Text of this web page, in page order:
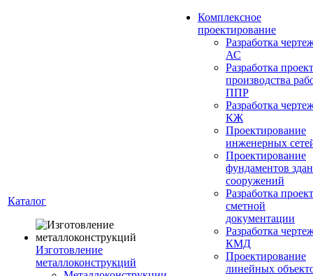
Каталог
Изготовление
металлоконструкций
Комплексное
проектирование
Разработка
АС
Разработка
производства
ППР
Разработка
КЖ
Проектирование
инженерных
Проектирование
фундаментов
сооружений
Разработка
сметной
документации
Разработка
КМД
Проектирование
линейных